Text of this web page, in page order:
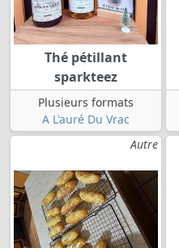
Thé pétillant
sparkteez
Plusieurs formats
A L'auré Du Vrac
Autre